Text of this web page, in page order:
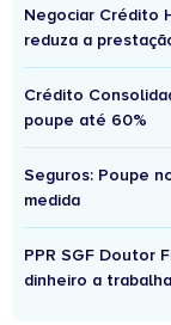
Negociar Crédito
reduza a
Crédito
poupe até 60%
Seguros: Poupe
medida
PPR SGF Doutor
dinheiro a